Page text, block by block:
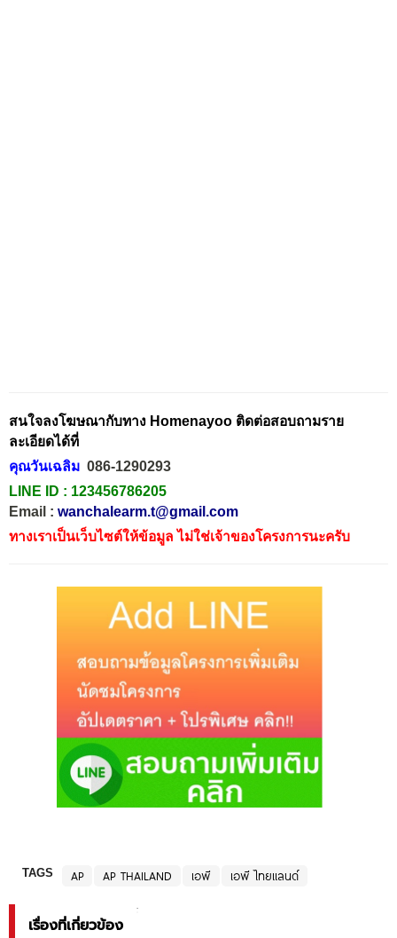
สนใจลงโฆษณากับทาง Homenayoo ติดต่อสอบถามราย
ละเอียดได้ที่
คุณวันเฉลิม 086-1290293
LINE ID : 123456786205
Email : wanchalearm.t@gmail.com
ทางเราเป็นเว็บไซต์ให้ข้อมูล ไม่ใช่เจ้าของโครงการนะครับ
TAGS AP AP THAILAND เอพี เอพี ไทยแลนด์
เรื่องที่เกี่ยวข้อง